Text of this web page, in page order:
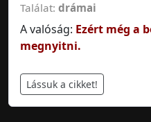
Találat: drámai
A valóság: Ezért még a
megnyitni.
Lássuk a cikket!